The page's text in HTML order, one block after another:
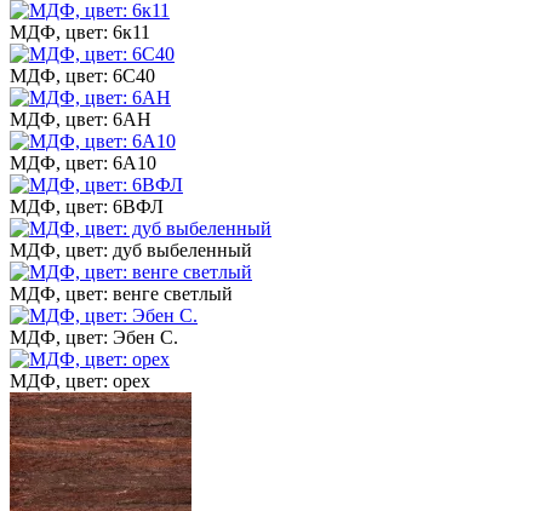
МДФ, цвет: 6к11
МДФ, цвет: 6С40
МДФ, цвет: 6АН
МДФ, цвет: 6А10
МДФ, цвет: 6ВФЛ
МДФ, цвет: дуб выбеленный
МДФ, цвет: венге светлый
МДФ, цвет: Эбен С.
МДФ, цвет: орех